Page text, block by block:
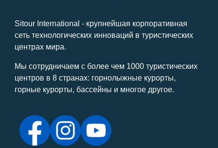
Sitour International - крупнейшая корпоративная
сеть технологических инноваций в туристических
центрах мира.
Мы сотрудничаем с более чем 1000 туристических
центров в 8 странах: горнолыжные курорты,
горные курорты, бассейны и многое другое.